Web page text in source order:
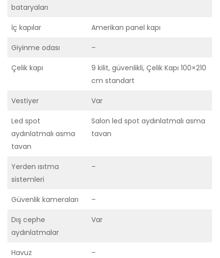
bataryaları
İç kapılar Amerikan panel kapı
Giyinme odası –
Çelik kapı
9 kilit, güvenlikli, Çelik Kapı 100×210
cm standart
Vestiyer Var
Led spot
aydınlatmalı asma
tavan
Salon led spot aydınlatmalı asma
tavan
Yerden ısıtma
sistemleri
–
Güvenlik kameraları –
Dış cephe
aydınlatmalar
Var
Havuz –